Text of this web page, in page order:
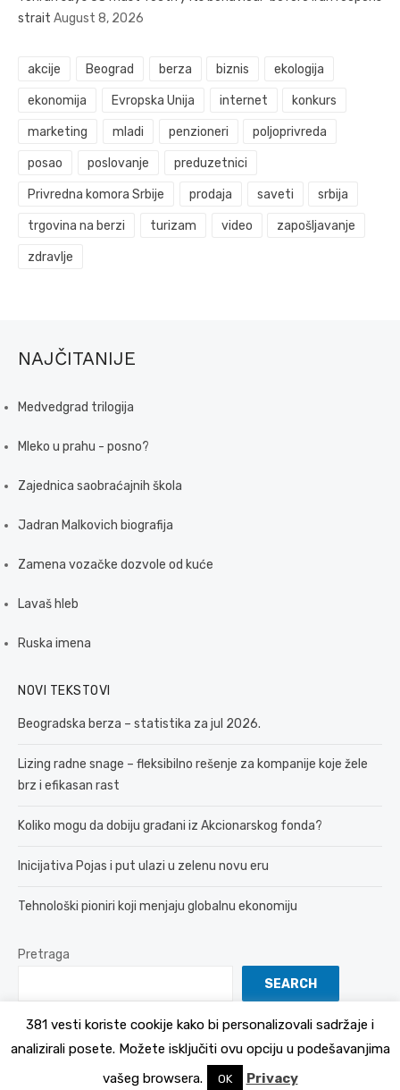
strait August 8, 2026
akcije Beograd berza biznis ekologija
ekonomija Evropska Unija internet konkurs
marketing mladi penzioneri poljoprivreda
posao poslovanje preduzetnici
Privredna komora Srbije prodaja saveti srbija
trgovina na berzi turizam video zapošljavanje
zdravlje
NAJČITANIJE
Medvedgrad trilogija
Mleko u prahu - posno?
Zajednica saobraćajnih škola
Jadran Malkovich biografija
Zamena vozačke dozvole od kuće
Lavaš hleb
Ruska imena
NOVI TEKSTOVI
Beogradska berza – statistika za jul 2026.
Lizing radne snage – fleksibilno rešenje za kompanije koje žele
brz i efikasan rast
Koliko mogu da dobiju građani iz Akcionarskog fonda?
Inicijativa Pojas i put ulazi u zelenu novu eru
Tehnološki pioniri koji menjaju globalnu ekonomiju
Pretraga
SEARCH
Politika Privatnosti
381 vesti koriste cookije kako bi personalizovali sadržaje i
analizirali posete. Možete isključiti ovu opciju u podešavanjima
vašeg browsera.
OK Privacy